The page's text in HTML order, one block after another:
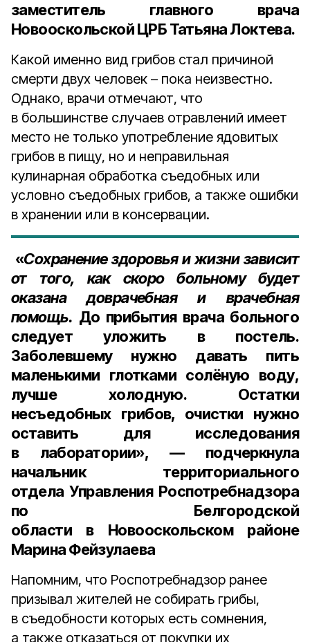
заместитель главного врача
Новооскольской ЦРБ Татьяна Локтева.
Какой именно вид грибов стал причиной
смерти двух человек – пока неизвестно.
Однако, врачи отмечают, что
в большинстве случаев отравлений имеет
место не только употребление ядовитых
грибов в пищу, но и неправильная
кулинарная обработка съедобных или
условно съедобных грибов, а также ошибки
в хранении или в консервации.
«Сохранение здоровья и жизни зависит
от того, как скоро больному будет
оказана доврачебная и врачебная
помощь. До прибытия врача больного
следует уложить в постель.
Заболевшему нужно давать пить
маленькими глотками солёную воду,
лучше холодную. Остатки
несъедобных грибов, очистки нужно
оставить для исследования
в лаборатории», — подчеркнула
начальник территориального
отдела Управления Роспотребнадзора
по Белгородской
области в Новооскольском районе
Марина Фейзулаева
Напомним, что Роспотребнадзор ранее
призывал жителей не собирать грибы,
в съедобности которых есть сомнения,
а также отказаться от покупки их